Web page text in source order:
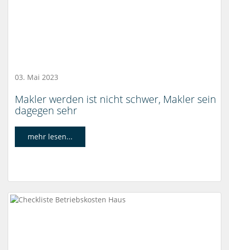
03. Mai 2023
Makler werden ist nicht schwer, Makler sein
dagegen sehr
mehr lesen...